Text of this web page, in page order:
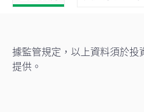
據監管規定，以上資料須於
提供。